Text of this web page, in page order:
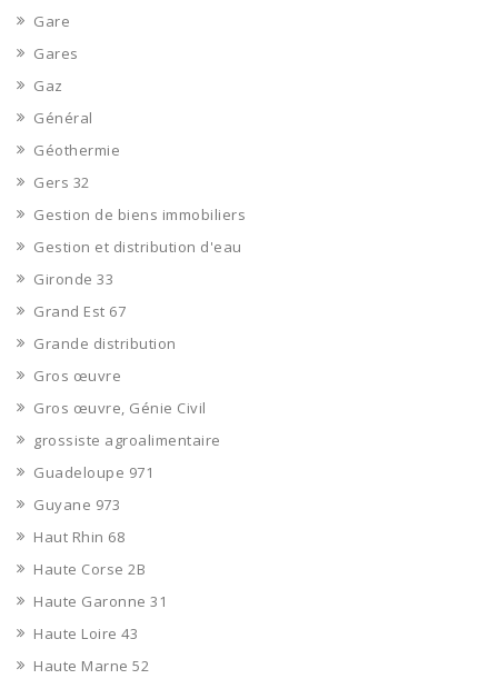
Gare
Gares
Gaz
Général
Géothermie
Gers 32
Gestion de biens immobiliers
Gestion et distribution d'eau
Gironde 33
Grand Est 67
Grande distribution
Gros œuvre
Gros œuvre, Génie Civil
grossiste agroalimentaire
Guadeloupe 971
Guyane 973
Haut Rhin 68
Haute Corse 2B
Haute Garonne 31
Haute Loire 43
Haute Marne 52